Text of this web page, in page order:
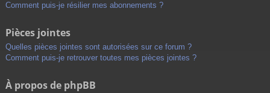
Comment puis-je résilier mes abonnements ?
Pièces jointes
Quelles pièces jointes sont autorisées sur ce forum ?
Comment puis-je retrouver toutes mes pièces jointes ?
À propos de phpBB